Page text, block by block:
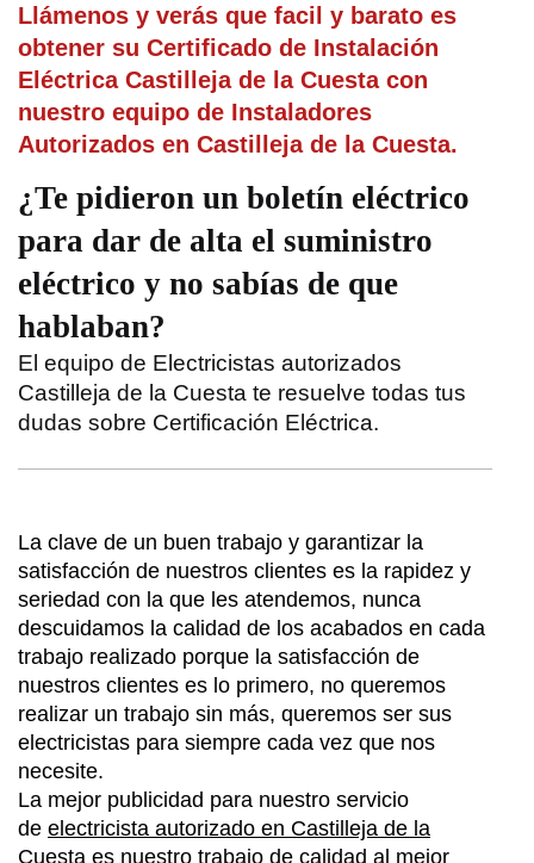
Llámenos y verás que facil y barato es
obtener su Certificado de Instalación
Eléctrica Castilleja de la Cuesta con
nuestro equipo de Instaladores
Autorizados en Castilleja de la Cuesta.
¿Te pidieron un boletín eléctrico
para dar de alta el suministro
eléctrico y no sabías de que
hablaban?
El equipo de Electricistas autorizados
Castilleja de la Cuesta te resuelve todas tus
dudas sobre Certificación Eléctrica.
La clave de un buen trabajo y garantizar la
satisfacción de nuestros clientes es la rapidez y
seriedad con la que les atendemos, nunca
descuidamos la calidad de los acabados en cada
trabajo realizado porque la satisfacción de
nuestros clientes es lo primero, no queremos
realizar un trabajo sin más, queremos ser sus
electricistas para siempre cada vez que nos
necesite.
La mejor publicidad para nuestro servicio
de electricista autorizado en Castilleja de la
Cuesta es nuestro trabajo de calidad al mejor